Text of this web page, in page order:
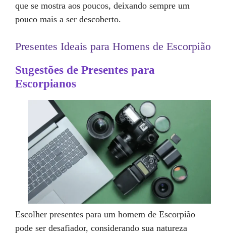
que se mostra aos poucos, deixando sempre um
pouco mais a ser descoberto.
Presentes Ideais para Homens de Escorpião
Sugestões de Presentes para
Escorpianos
Escolher presentes para um homem de Escorpião
pode ser desafiador, considerando sua natureza